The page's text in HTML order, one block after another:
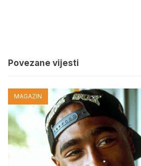
Povezane vijesti
MAGAZIN